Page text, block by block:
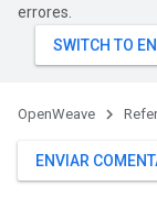
errores.
OpenWeave
ENVIAR